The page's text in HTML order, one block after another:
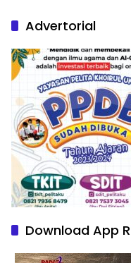
Advertorial
Download App